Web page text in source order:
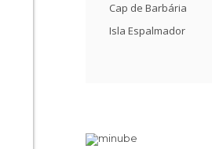
Cap de Barbária
Isla Espalmador